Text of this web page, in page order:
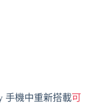
手機中重新搭載可